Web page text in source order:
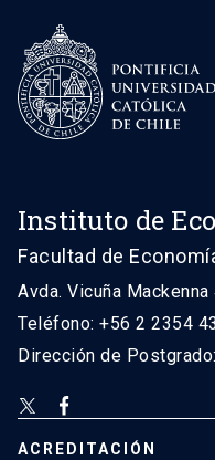
Instituto de
Facultad de
Avda. Vicuña
Teléfono: +56 2 2354
Dirección de
ACREDITACIÓN